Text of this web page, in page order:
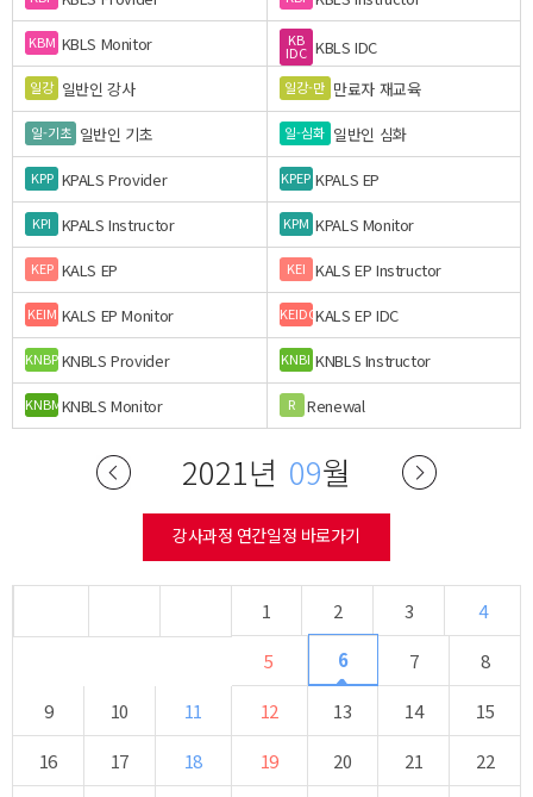
KBM KBLS Monitor KB
IDC KBLS IDC
일강 일반인 강사 일강-만 만료자 재교육
일-기초 일반인 기초 일-심화 일반인 심화
KPP KPALS Provider KPEP KPALS EP
KPI KPALS Instructor KPM KPALS Monitor
KEP KALS EP KEI KALS EP Instructor
KEIM KALS EP Monitor KEIDCKALS EP IDC
KNBPKNBLS Provider KNBI KNBLS Instructor
KNBMKNBLS Monitor R Renewal
2021년 09월
강사과정 연간일정 바로가기
1 2 3
4
5
6 7
8
9
10 11 12 13 14
15
16
17 18 19 20 21
22